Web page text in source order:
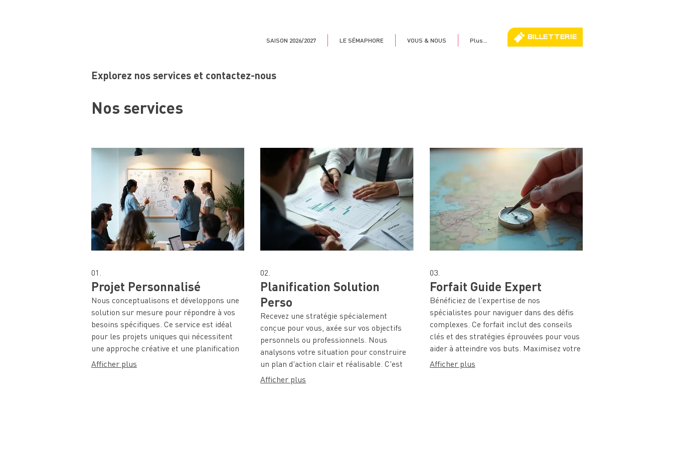
SAISON 2026/2027 LE SÉMAPHORE VOUS & NOUS Plus... BILLETTERIE
Explorez nos services et contactez-nous
Nos services
01.
Projet Personnalisé
Nous conceptualisons et développons une
solution sur mesure pour répondre à vos
besoins spécifiques. Ce service est idéal
pour les projets uniques qui nécessitent
une approche créative et une planification
détaillée. Obtenez une proposition adaptée
à vos objectifs uniques.
Afficher plus
02.
Planification Solution
Perso
Recevez une stratégie spécialement
conçue pour vous, axée sur vos objectifs
personnels ou professionnels. Nous
analysons votre situation pour construire
un plan d'action clair et réalisable. C'est
l'étape parfaite pour définir la meilleure
voie à suivre.
Afficher plus
03.
Forfait Guide Expert
Bénéficiez de l'expertise de nos
spécialistes pour naviguer dans des défis
complexes. Ce forfait inclut des conseils
clés et des stratégies éprouvées pour vous
aider à atteindre vos buts. Maximisez votre
potentiel avec notre accompagnement
Afficher plus